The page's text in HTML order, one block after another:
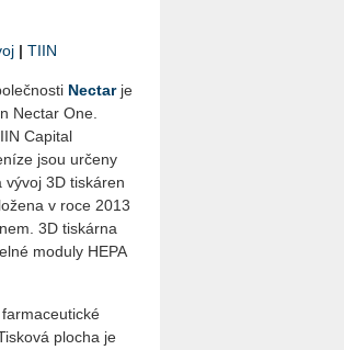
| TIIN
Nectarje
Nectar One.
Capital
jsou určeny
3D tiskáren
v roce 2013
3D tiskárna
moduly HEPA
plocha je